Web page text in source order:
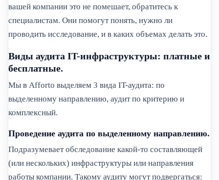
вашей компании это не помешает, обратитесь к
специалистам. Они помогут понять, нужно ли
проводить исследование, и в каких объемах делать это.
Виды аудита IT-инфраструктуры: платные и
бесплатные.
Мы в Afforto выделяем 3 вида IT-аудита: по
выделенному направлению, аудит по критерию и
комплексный.
Проведение аудита по выделенному направлению.
Подразумевает обследование какой-то составляющей
(или нескольких) инфраструктуры или направления
работы компании. Такому аудиту могут подвергаться: